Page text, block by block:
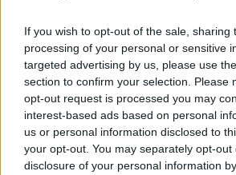
If you wish to opt-out of the sale, sharing
processing of your personal or sensitive
targeted advertising by us, please use
section to confirm your selection. Please
opt-out request is processed you may
interest-based ads based on personal
us or personal information disclosed to
your opt-out. You may separately opt-
disclosure of your personal information
Συμμορία «Έντικ»: Η νέα
δολοφονία του «Ζαμπόν»
ρωσόφωνη